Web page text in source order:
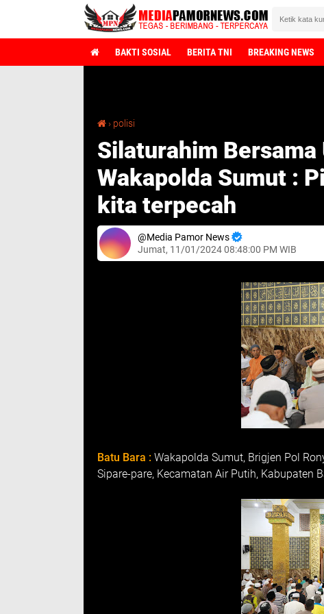
BAKTI SOSIAL BERITA TNI BREAKING NEWS
Selamat
› polisi
Silaturahim Bersama
Wakapolda Sumut :
kita terpecah
Media Pamor News
Jumat, 11/01/2024 08:48:00 PM WIB
Batu Bara : Wakapolda Sumut, Brigjen Pol
Sipare-pare, Kecamatan Air Putih, Kabupaten